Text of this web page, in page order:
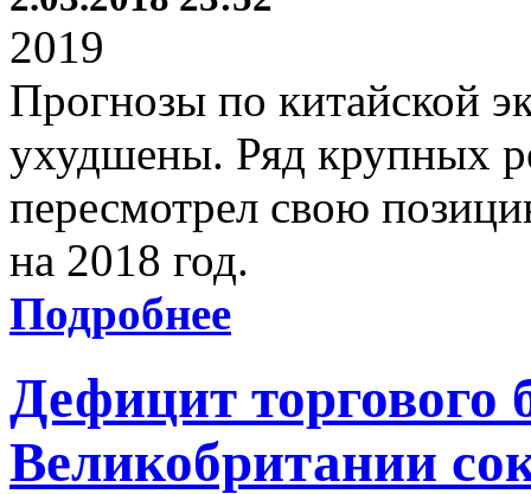
2019
Прогнозы по китайской
ухудшены. Ряд крупных
пересмотрел свою
на 2018 год.
Подробнее
Дефицит торгового
Великобритании